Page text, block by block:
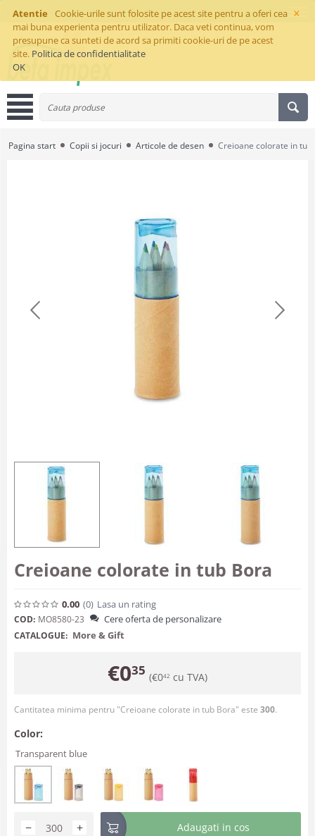
×
Atentie
Cookie-urile sunt folosite pe acest site pentru a oferi cea
mai buna experienta pentru utilizator. Daca veti continua, vom
presupune ca sunteti de acord sa primiti cookie-uri de pe acest
site. Politica de confidentialitate
OK
Pagina start Copii si jocuri Articole de desen Creioane colorate in tub
Creioane colorate in tub Bora
0.00 (0) Lasa un rating
COD: MO8580-23 Cere oferta de personalizare
CATALOGUE: More & Gift
€035 (€042 cu TVA)
Cantitatea minima pentru "Creioane colorate in tub Bora" este 300.
Color:
Transparent blue
+
− Adaugati in cos